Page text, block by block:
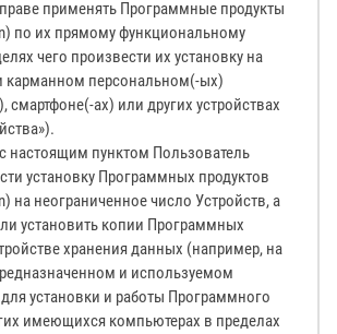
применять Программные продукты
по их прямому функциональному
чего произвести их установку на
карманном персональном(-ых)
смартфоне(-ах) или других устройствах
настоящим пунктом Пользователь
установку Программных продуктов
на неограниченное число Устройств, а
установить копии Программных
хранения данных (например, на
и используемом
установки и работы Программного
имеющихся компьютерах в пределах